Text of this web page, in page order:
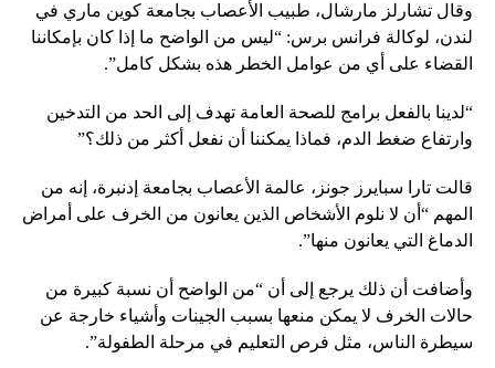
وقال تشارلز مارشال، طبيب الأعصاب بجامعة كوين ماري في
لندن، لوكالة فرانس برس: “ليس من الواضح ما إذا كان بإمكاننا
القضاء على أي من عوامل الخطر هذه بشكل كامل”.
“لدينا بالفعل برامج للصحة العامة تهدف إلى الحد من التدخين
وارتفاع ضغط الدم، فماذا يمكننا أن نفعل أكثر من ذلك؟”
قالت تارا سبايرز جونز، عالمة الأعصاب بجامعة إدنبرة، إنه من
المهم “أن لا نلوم الأشخاص الذين يعانون من الخرف على أمراض
الدماغ التي يعانون منها”.
وأضافت أن ذلك يرجع إلى أن “من الواضح أن نسبة كبيرة من
حالات الخرف لا يمكن منعها بسبب الجينات وأشياء خارجة عن
سيطرة الناس، مثل فرص التعليم في مرحلة الطفولة”.